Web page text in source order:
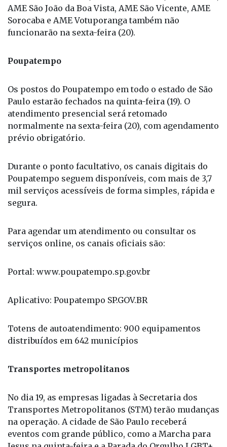
AME São João da Boa Vista, AME São Vicente, AME
Sorocaba e AME Votuporanga também não
funcionarão na sexta-feira (20).
Poupatempo
Os postos do Poupatempo em todo o estado de São
Paulo estarão fechados na quinta-feira (19). O
atendimento presencial será retomado
normalmente na sexta-feira (20), com agendamento
prévio obrigatório.
Durante o ponto facultativo, os canais digitais do
Poupatempo seguem disponíveis, com mais de 3,7
mil serviços acessíveis de forma simples, rápida e
segura.
Para agendar um atendimento ou consultar os
serviços online, os canais oficiais são:
Portal: www.poupatempo.sp.gov.br
Aplicativo: Poupatempo SP.GOV.BR
Totens de autoatendimento: 900 equipamentos
distribuídos em 642 municípios
Transportes metropolitanos
No dia 19, as empresas ligadas à Secretaria dos
Transportes Metropolitanos (STM) terão mudanças
na operação. A cidade de São Paulo receberá
eventos com grande público, como a Marcha para